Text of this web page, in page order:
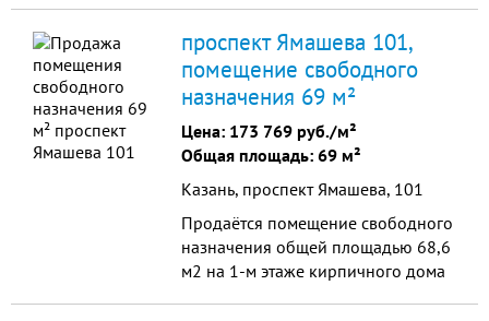
площадь 50,1 м2, чистовая отделка,
цокольный этаж. Все
коммуникации, свой санузел, все
счётчики. Отдельный вход, место
под вывеску. Подойдёт для
магазина, сферы...
проспект Ямашева 101,
помещение свободного
назначения 69 м²
Цена: 173 769 руб./м²
Общая площадь: 69 м²
Казань, проспект Ямашева, 101
Продаётся помещение свободного
назначения общей площадью 68,6
м2 на 1-м этаже кирпичного дома